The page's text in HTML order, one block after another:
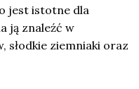
jest istotne dla
ją znaleźć w
słodkie ziemniaki oraz